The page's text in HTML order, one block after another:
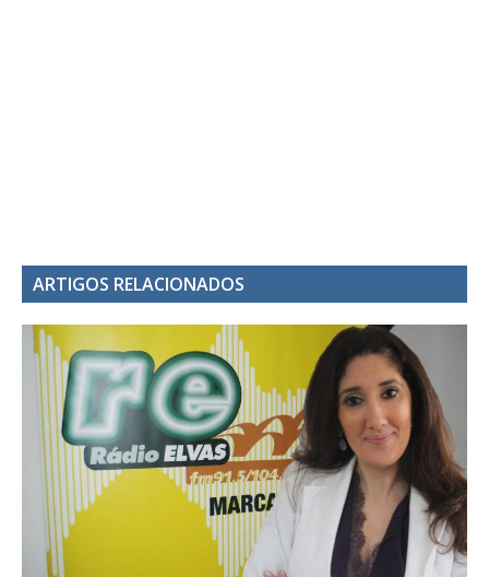
ARTIGOS RELACIONADOS